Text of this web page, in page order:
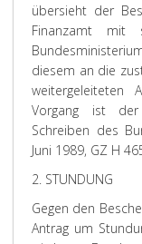
übersieht der
Finanzamt mit
diesem an die
weitergeleiteten
Vorgang ist
Schreiben des
Juni 1989, GZ H
2. STUNDUNG
Gegen den
Antrag um